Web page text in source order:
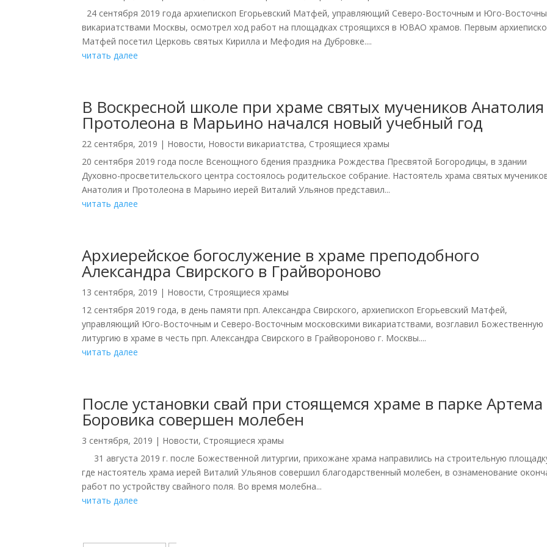
24 сентября 2019 года архиепископ Егорьевский Матфей, управляющий Северо-Восточным и Юго-
викариатствами Москвы, осмотрел ход работ на площадках строящихся в ЮВАО храмов. Первым
Матфей посетил Церковь святых Кирилла и Мефодия на Дубровке....
читать далее
В Воскресной школе при храме святых мучеников
Протолеона в Марьино начался новый учебный год
22 сентября, 2019 | Новости, Новости викариатства, Строящиеся храмы
20 сентября 2019 года после Всенощного бдения праздника Рождества Пресвятой Богородицы, в здании
Духовно-просветительского центра состоялось родительское собрание. Настоятель храма святых
Анатолия и Протолеона в Марьино иерей Виталий Ульянов представил...
читать далее
Архиерейское богослужение в храме преподобного
Александра Свирского в Грайвороново
13 сентября, 2019 | Новости, Строящиеся храмы
12 сентября 2019 года, в день памяти прп. Александра Свирского, архиепископ Егорьевский Матфей,
управляющий Юго-Восточным и Северо-Восточным московскими викариатствами, возглавил Божественную
литургию в храме в честь прп. Александра Свирского в Грайвороново г. Москвы....
читать далее
После установки свай при стоящемся храме в парке Артема
Боровика совершен молебен
3 сентября, 2019 | Новости, Строящиеся храмы
31 августа 2019 г. после Божественной литургии, прихожане храма направились на строительную
где настоятель храма иерей Виталий Ульянов совершил благодарственный молебен, в ознаменование
работ по устройству свайного поля. Во время молебна...
читать далее